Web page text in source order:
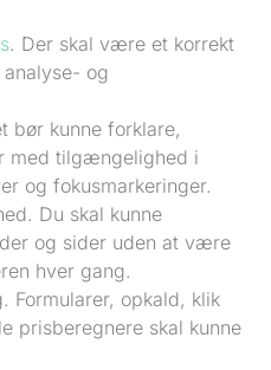
. Der skal være et korrekt
og
bør kunne forklare,
med tilgængelighed i
og fokusmarkeringer.
Du skal kunne
og sider uden at være
hver gang.
Formularer, opkald, klik
prisberegnere skal kunne